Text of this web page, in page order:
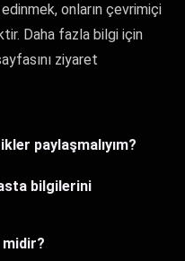
onların çevrimiçi
Daha fazla bilgi için
ziyaret
paylaşmalıyım?
bilgilerini